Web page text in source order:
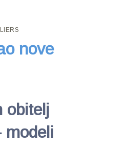
nove
obitelj
modeli